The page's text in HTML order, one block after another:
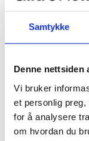
Samtykke
Denne nettsiden
Vi bruker
et personlig
for å analysere
om hvordan du